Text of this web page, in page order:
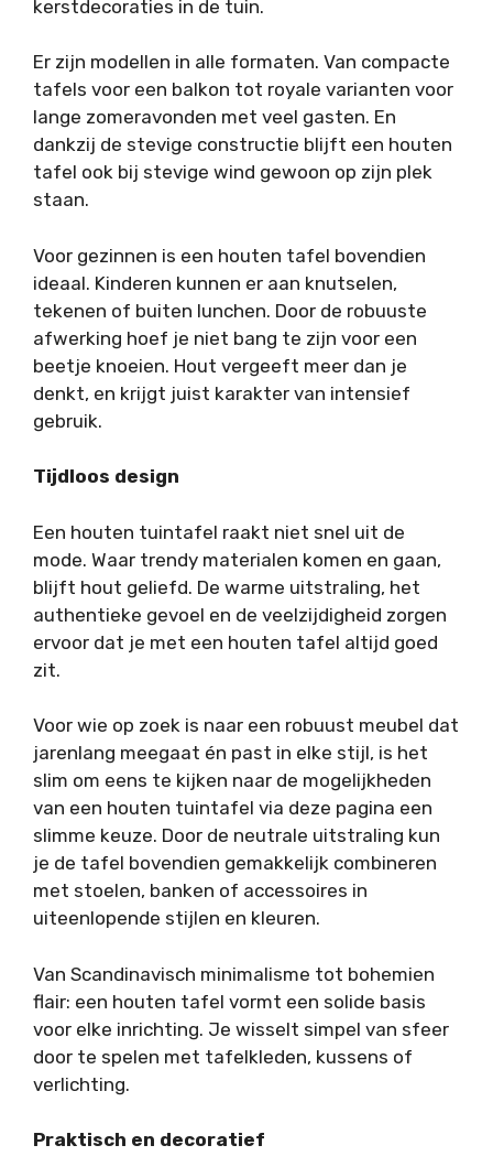
kerstdecoraties in de tuin.
Er zijn modellen in alle formaten. Van compacte
tafels voor een balkon tot royale varianten voor
lange zomeravonden met veel gasten. En
dankzij de stevige constructie blijft een houten
tafel ook bij stevige wind gewoon op zijn plek
staan.
Voor gezinnen is een houten tafel bovendien
ideaal. Kinderen kunnen er aan knutselen,
tekenen of buiten lunchen. Door de robuuste
afwerking hoef je niet bang te zijn voor een
beetje knoeien. Hout vergeeft meer dan je
denkt, en krijgt juist karakter van intensief
gebruik.
Tijdloos design
Een houten tuintafel raakt niet snel uit de
mode. Waar trendy materialen komen en gaan,
blijft hout geliefd. De warme uitstraling, het
authentieke gevoel en de veelzijdigheid zorgen
ervoor dat je met een houten tafel altijd goed
zit.
Voor wie op zoek is naar een robuust meubel dat
jarenlang meegaat én past in elke stijl, is het
slim om eens te kijken naar de mogelijkheden
van een houten tuintafel via deze pagina een
slimme keuze. Door de neutrale uitstraling kun
je de tafel bovendien gemakkelijk combineren
met stoelen, banken of accessoires in
uiteenlopende stijlen en kleuren.
Van Scandinavisch minimalisme tot bohemien
flair: een houten tafel vormt een solide basis
voor elke inrichting. Je wisselt simpel van sfeer
door te spelen met tafelkleden, kussens of
verlichting.
Praktisch en decoratief